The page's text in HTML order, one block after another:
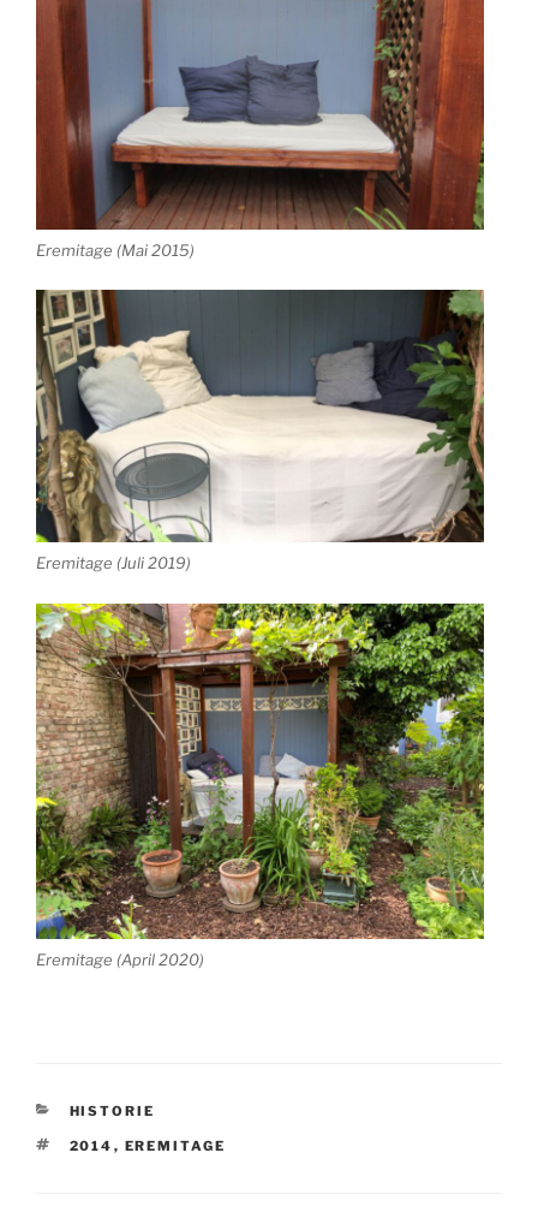
Eremitage (Mai 2015)
Eremitage (Juli 2019)
Eremitage (April 2020)
KATEGORIEN
HISTORIE
SCHLAGWÖRTER
2014 , EREMITAGE